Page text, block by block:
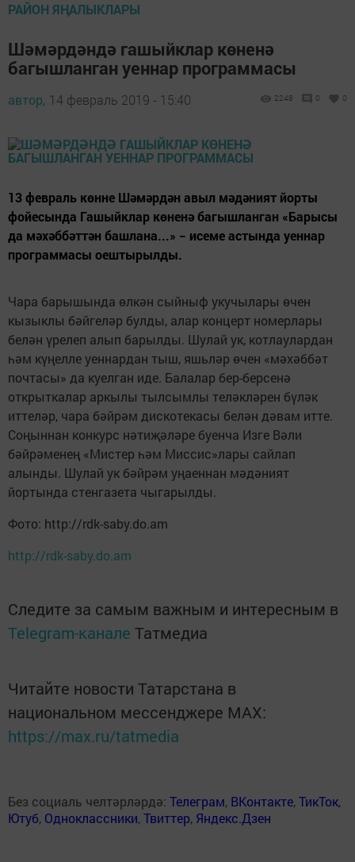
РАЙОН ЯҢАЛЫКЛАРЫ
Шәмәрдәндә гашыйклар көненә
багышланган уеннар программасы
автор, 14 февраль 2019 - 15:40 2248 0 0
13 февраль көнне Шәмәрдән авыл мәдәният йорты
фойесында Гашыйклар көненә багышланган «Барысы
да мәхәббәттән башлана...» − исеме астында уеннар
программасы оештырылды.
Чара барышында өлкән сыйныф укучылары өчен
кызыклы бәйгеләр булды, алар концерт номерлары
белән үрелеп алып барылды. Шулай ук, котлаулардан
һәм күңелле уеннардан тыш, яшьләр өчен «мәхәббәт
почтасы» да куелган иде. Балалар бер-берсенә
открыткалар аркылы тылсымлы теләкләрен бүләк
иттеләр, чара бәйрәм дискотекасы белән дәвам итте.
Соңыннан конкурс нәтиҗәләре буенча Изге Вәли
бәйрәменең «Мистер һәм Миссис»лары сайлап
алынды. Шулай ук бәйрәм уңаеннан мәдәният
йортында стенгазета чыгарылды.
Фото: http://rdk-saby.do.am
http://rdk-saby.do.am
Следите за самым важным и интересным в
Telegram-канале Татмедиа
Читайте новости Татарстана в
национальном мессенджере MАХ:
https://max.ru/tatmedia
Без социаль челтәрләрдә: Телеграм, ВКонтакте,ТикТок,
Ютуб, Одноклассники,Твиттер, Яндекс.Дзен